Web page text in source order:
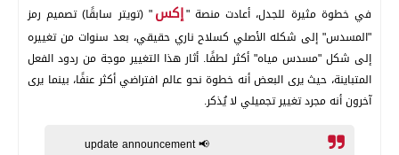
في خطوة مثيرة للجدل، أعادت منصة "إكس" (تويتر سابقًا) تصميم رمز
"المسدس" إلى شكله الأصلي كسلاح ناري حقيقي، بعد سنوات من تغييره
إلى شكل "مسدس مياه" أكثر لطفًا. أثار هذا التغيير موجة من ردود الفعل
المتباينة، حيث يرى البعض أنه خطوة نحو عالم افتراضي أكثر عنفًا، بينما يرى
آخرون أنه مجرد تغيير تجميلي لا يُذكر.
update announcement 📢